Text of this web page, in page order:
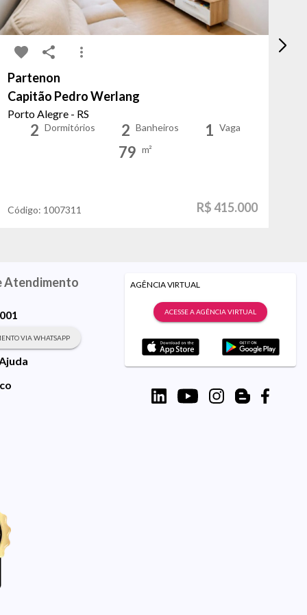
Partenon
Capitão Pedro Werlang
Porto Alegre - RS
2 Dormitórios 2 Banheiros 1 Vaga
79 m²
Código: 1007311 R$ 415.000
Atendimento
VIA WHATSAPP
AGÊNCIA VIRTUAL
ACESSE A AGÊNCIA VIRTUAL